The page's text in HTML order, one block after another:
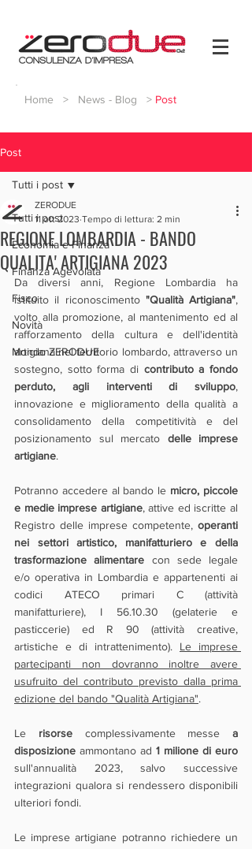
Home > News - Blog > Post
Post
Tutti i post
Economia e Finanza
Finanza Agevolata
Fisco
Novità
Mondo ZERODUE
Tutti i post
REGIONE LOMBARDIA - BANDO
QUALITA' ARTIGIANA 2023
ZERODUE
11 ott 2023 Tempo di lettura: 2 min
Da diversi anni, Regione Lombardia ha
istituito il riconoscimento "Qualità Artigiana",
volto alla promozione, al mantenimento ed al
rafforzamento della cultura e dell'identità
artigiana nel territorio lombardo, attraverso un
sostegno, sotto forma di contributo a fondo
perduto, agli interventi di sviluppo,
innovazione e miglioramento della qualità a
consolidamento della competitività e del
posizionamento sul mercato delle imprese
artigiane.
Potranno accedere al bando le micro, piccole
e medie imprese artigiane, attive ed iscritte al
Registro delle imprese competente, operanti
nei settori artistico, manifatturiero e della
trasformazione alimentare con sede legale
e/o operativa in Lombardia e appartenenti ai
codici ATECO primari C (attività
manifatturiere), I 56.10.30 (gelaterie e
pasticcerie) ed R 90 (attività creative,
artistiche e di intrattenimento). Le imprese
partecipanti non dovranno inoltre avere
usufruito del contributo previsto dalla prima
edizione del bando "Qualità Artigiana".
Le risorse complessivamente messe a
disposizione ammontano ad
sull'annualità 2023, salvo successive
integrazioni qualora si rendessero disponibili
ulteriori fondi.